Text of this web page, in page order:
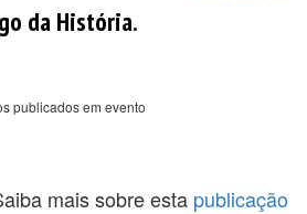
da História.
publicados em evento
mais sobre esta publicação